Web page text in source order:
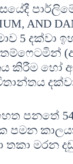
AND
5
කිරීම හෝ
පනතේ
මරන